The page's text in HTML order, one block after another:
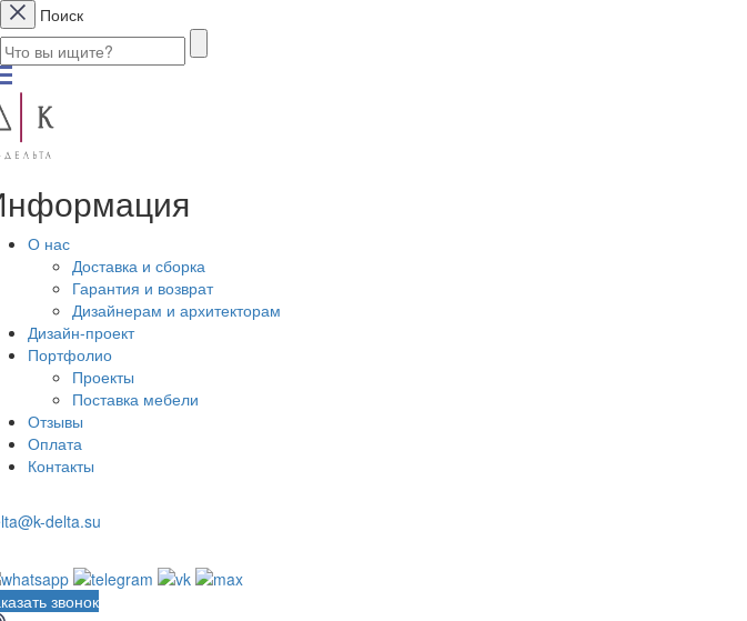
Поиск
О нас
Доставка и сборка
Гарантия и возврат
Дизайнерам и архитекторам
Дизайн-проект
Портфолио
Проекты
Поставка мебели
Отзывы
Оплата
Контакты
delta.su
звонок